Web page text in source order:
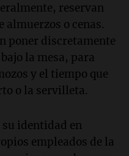
reservan
o cenas.
poner discretamente
la mesa, para
y el tiempo que
o la servilleta.
identidad en
empleados de la